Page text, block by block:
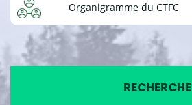
Organigramme du CTFC
RECHERCHE